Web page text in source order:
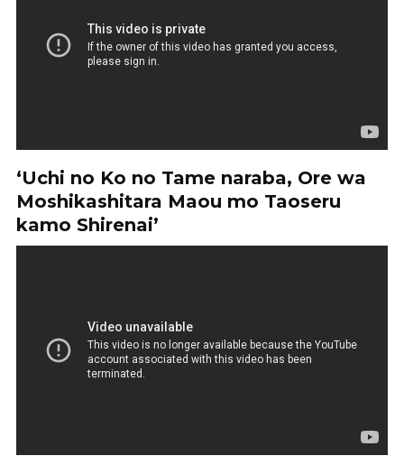
‘Uchi no Ko no Tame naraba, Ore wa
Moshikashitara Maou mo Taoseru
kamo Shirenai’